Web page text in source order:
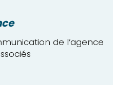
de l’agence